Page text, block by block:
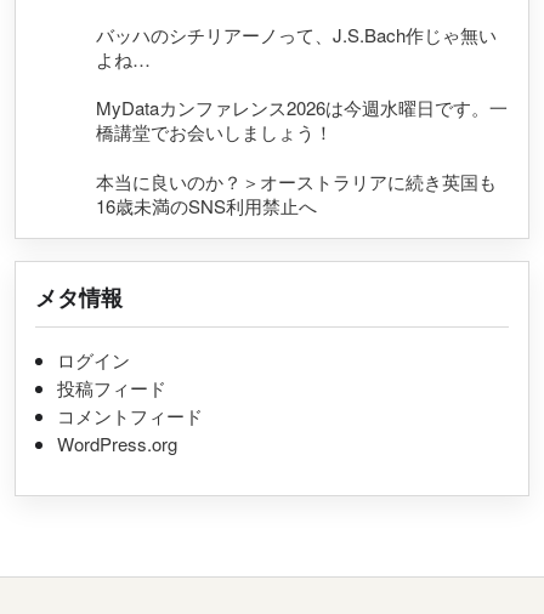
バッハのシチリアーノって、J.S.Bach作じゃ無い
よね…
MyDataカンファレンス2026は今週水曜日です。一
橋講堂でお会いしましょう！
本当に良いのか？＞オーストラリアに続き英国も
16歳未満のSNS利用禁止へ
メタ情報
ログイン
投稿フィード
コメントフィード
WordPress.org